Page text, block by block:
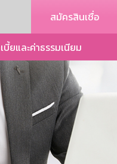
สมัครสินเชื่อ
บี้ยและค่าธรรมเนียม